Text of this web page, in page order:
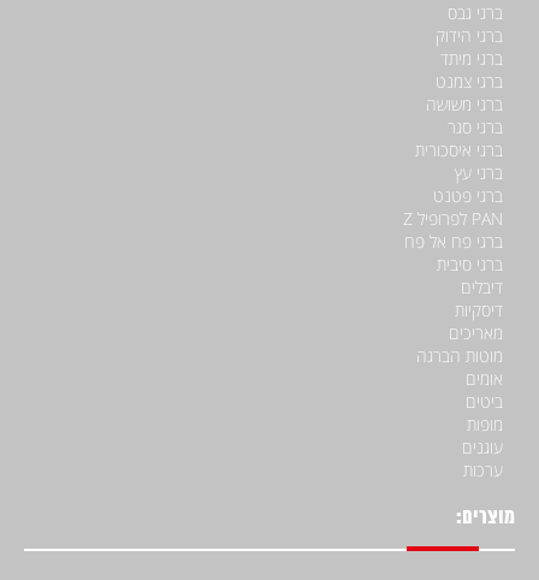
ברגי גבס
ברגי הידוק
ברגי מיתד
ברגי צמנט
ברגי משושה
ברגי סגר
ברגי איסכורית
ברגי עץ
ברגי פטנט
PAN לפרופיל Z
ברגי פח אל פח
ברגי סיבית
דיבלים
דיסקיות
מאריכים
מוטות הברגה
אומים
ביטים
מופות
עוגנים
ערכות
מוצרים: